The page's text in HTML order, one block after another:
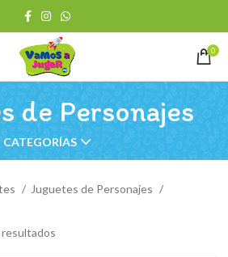
0
de Personajes
CATEGORÍAS
Juguetes de Personajes